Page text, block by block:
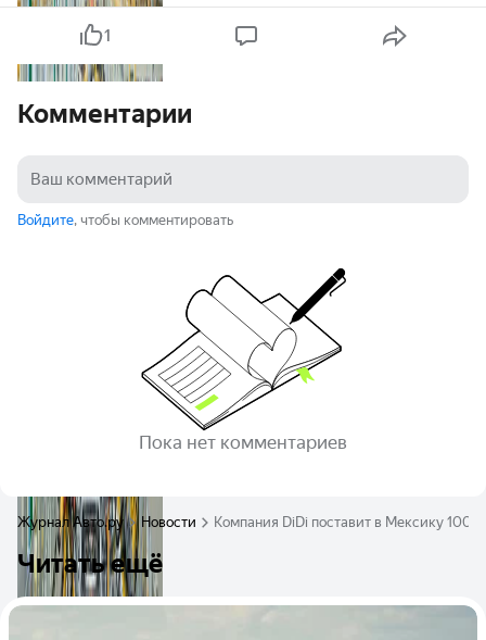
1
Комментарии
Войдите, чтобы комментировать
Пока нет комментариев
Журнал Авто.ру Новости Компания DiDi поставит в Мексику 100
Читать ещё